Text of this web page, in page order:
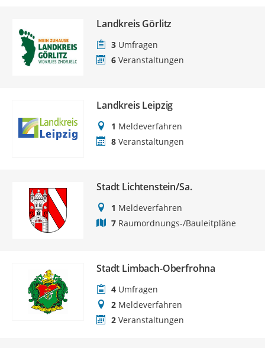
Landkreis Görlitz
3 Umfragen
6 Veranstaltungen
Landkreis Leipzig
1 Meldeverfahren
8 Veranstaltungen
Stadt Lichtenstein/Sa.
1 Meldeverfahren
7 Raumordnungs-/Bauleitpläne
Stadt Limbach-Oberfrohna
4 Umfragen
2 Meldeverfahren
2 Veranstaltungen